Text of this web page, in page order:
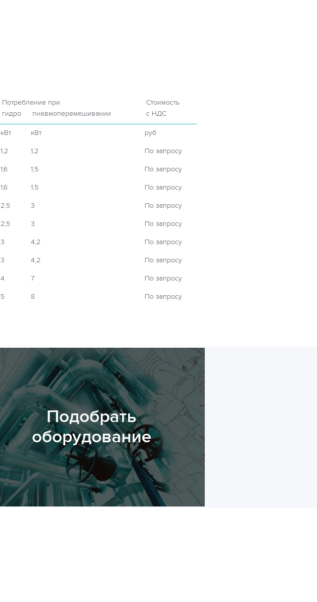
Потребление при
Стоимость
гидро пневмоперемешивании с НДС
кВт кВт руб
1,2 1,2 По запросу
1,6 1,5 По запросу
1,6 1,5 По запросу
2,5 3 По запросу
2,5 3 По запросу
3 4,2 По запросу
3 4,2 По запросу
4 7 По запросу
5 8 По запросу
Подобрать
оборудование